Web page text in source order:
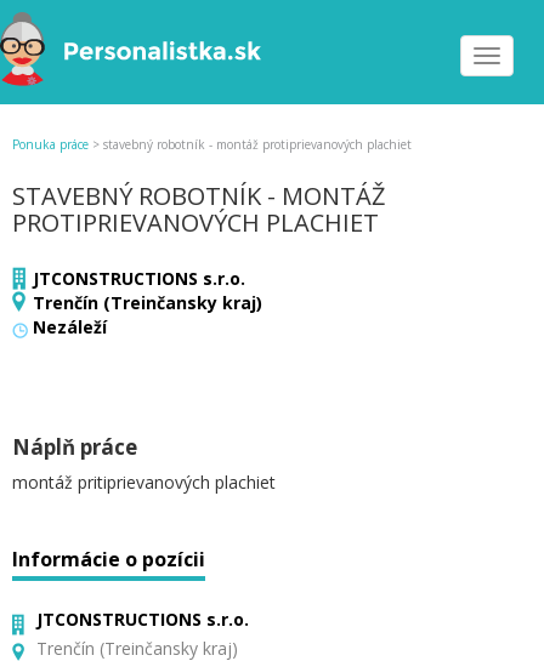
Toggle
Ponuka práce > stavebný robotník - montáž protiprievanových plachiet
STAVEBNÝ ROBOTNÍK - MONTÁŽ
PROTIPRIEVANOVÝCH PLACHIET
JTCONSTRUCTIONS s.r.o.
Trenčín (Treinčansky kraj)
Nezáleží
Náplň práce
montáž pritiprievanových plachiet
Informácie o pozícii
JTCONSTRUCTIONS s.r.o.
Trenčín (Treinčansky kraj)